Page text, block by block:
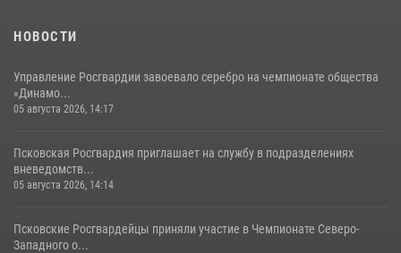
22 июля 2026, 10:19
НОВОСТИ
Управление Росгвардии завоевало серебро на чемпионате общества
«Динамо...
05 августа 2026, 14:17
Псковская Росгвардия приглашает на службу в подразделениях
вневедомств...
05 августа 2026, 14:14
Псковские Росгвардейцы приняли участие в Чемпионате Северо-
Западного о...